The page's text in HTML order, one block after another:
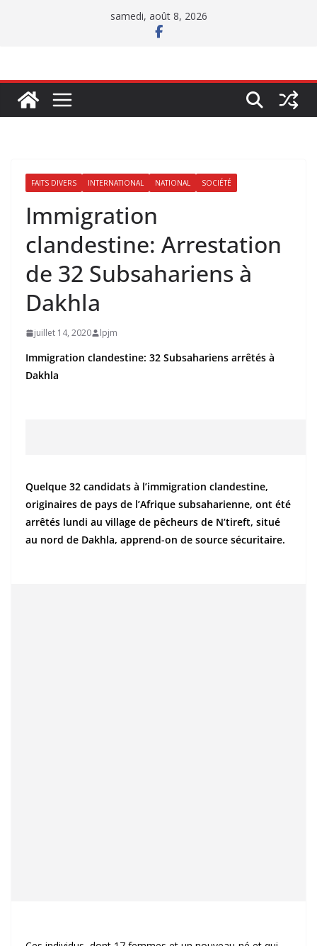
samedi, août 8, 2026
FAITS DIVERS INTERNATIONAL NATIONAL SOCIÉTÉ
Immigration
clandestine: Arrestation
de 32 Subsahariens à
Dakhla
juillet 14, 2020 lpjm
Immigration clandestine: 32 Subsahariens arrêtés à
Dakhla
Quelque 32 candidats à l’immigration clandestine,
originaires de pays de l’Afrique subsaharienne, ont été
arrêtés lundi au village de pêcheurs de N’tireft, situé
au nord de Dakhla, apprend-on de source sécuritaire.